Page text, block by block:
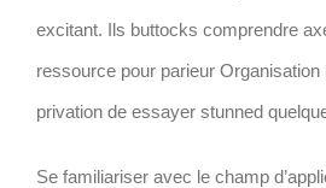
excitant. Ils buttocks comprendre
ressource pour parieur
privation de essayer stunned
Se familiariser avec le champ